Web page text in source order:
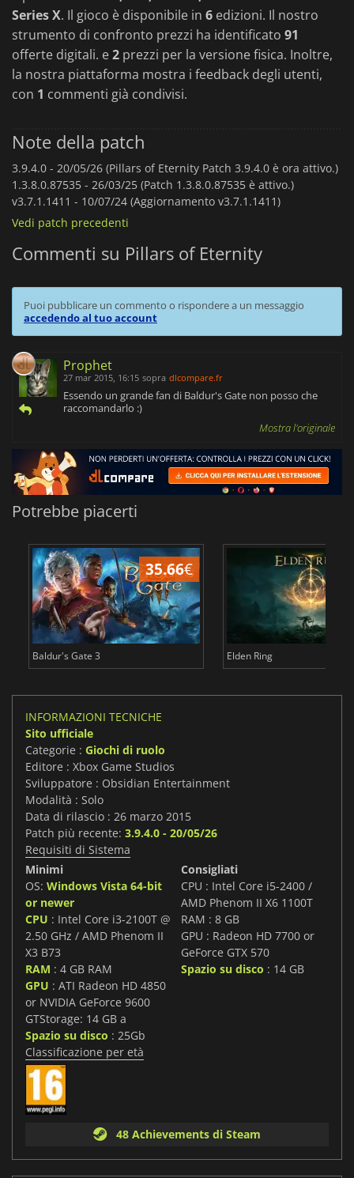
Series X. Il gioco è disponibile in 6 edizioni. Il nostro
strumento di confronto prezzi ha identificato 91
offerte digitali. e2 prezzi per la versione fisica. Inoltre,
la nostra piattaforma mostra i feedback degli utenti,
con 1 commenti già condivisi.
Note della patch
3.9.4.0 - 20/05/26 (Pillars of Eternity Patch 3.9.4.0 è ora attivo.)
1.3.8.0.87535 - 26/03/25 (Patch 1.3.8.0.87535 è attivo.)
v3.7.1.1411 - 10/07/24 (Aggiornamento v3.7.1.1411)
Vedi patch precedenti
Commenti su Pillars of Eternity
Puoi pubblicare un commento o rispondere a un messaggio
accedendo al tuo account
Prophet
27 mar 2015, 16:15 sopra dlcompare.fr
Essendo un grande fan di Baldur's Gate non posso che
raccomandarlo :)
Mostra l'originale
Potrebbe piacerti
35.66€
Baldur's Gate 3 Elden Ring
INFORMAZIONI TECNICHE
Sito ufficiale
Categorie : Giochi di ruolo
Editore : Xbox Game Studios
Sviluppatore : Obsidian Entertainment
Modalità : Solo
Data di rilascio : 26 marzo 2015
Patch più recente: 3.9.4.0 - 20/05/26
Requisiti di Sistema
Minimi
OS: Windows Vista 64-bit
or newer
CPU : Intel Core i3-2100T @
2.50 GHz / AMD Phenom II
X3 B73
RAM : 4 GB RAM
GPU : ATI Radeon HD 4850
or NVIDIA GeForce 9600
GTStorage: 14 GB a
Spazio su disco : 25Gb
Consigliati
CPU : Intel Core i5-2400 /
AMD Phenom II X6 1100T
RAM : 8 GB
GPU : Radeon HD 7700 or
GeForce GTX 570
Spazio su disco : 14 GB
Classificazione per età
48 Achievements di Steam